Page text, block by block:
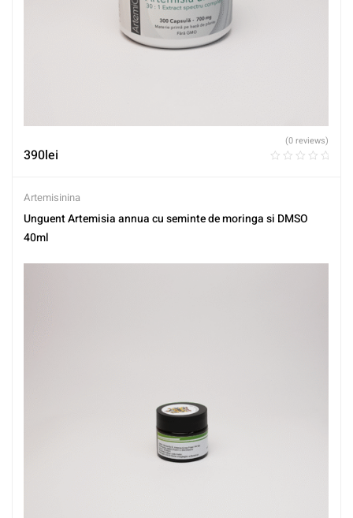
390lei
(0 reviews)
Artemisinina
Unguent Artemisia annua cu seminte de moringa si DMSO
40ml